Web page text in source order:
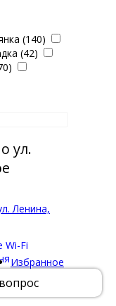
(140)
(42)
ул.
Избранное